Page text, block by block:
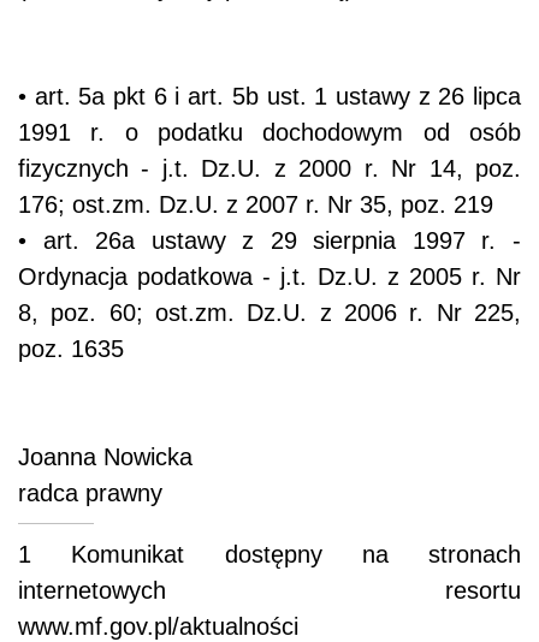
• art. 5a pkt 6 i art. 5b ust. 1 ustawy z 26 lipca
1991 r. o podatku dochodowym od osób
fizycznych - j.t. Dz.U. z 2000 r. Nr 14, poz.
176; ost.zm. Dz.U. z 2007 r. Nr 35, poz. 219
• art. 26a ustawy z 29 sierpnia 1997 r. -
Ordynacja podatkowa - j.t. Dz.U. z 2005 r. Nr
8, poz. 60; ost.zm. Dz.U. z 2006 r. Nr 225,
poz. 1635
Joanna Nowicka
radca prawny
1 Komunikat dostępny na stronach
internetowych resortu
www.mf.gov.pl/aktualności